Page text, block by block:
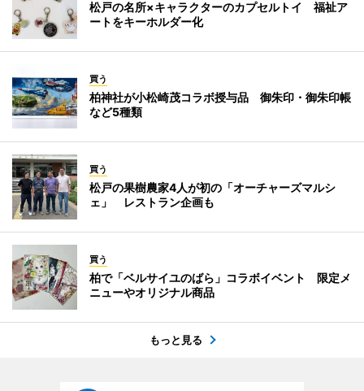
松戸の名所×キャラクターのカプセルトイ 福祉ア
ートをキーホルダー化
買う
柏神社が小松崎茂コラボ授与品 御朱印・御朱印帳
など5種類
買う
松戸の果樹農家4人が初の「オーチャーズマルシ
ェ」 レストラン企画も
買う
柏で「ベルサイユのばら」コラボイベント 限定メ
ニューやオリジナル商品
もっと見る